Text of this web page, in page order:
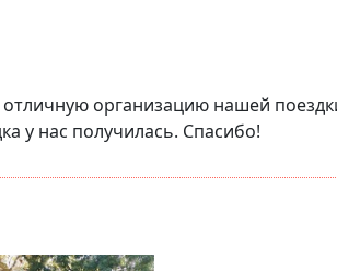
организацию нашей
у нас получилась. Спасибо!